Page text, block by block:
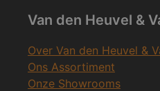
Van den Heuvel &
Over Van den Heuvel &
Ons Assortiment
Onze Showrooms